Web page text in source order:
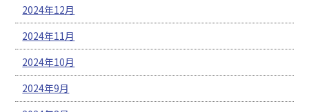
2024年12月
2024年11月
2024年10月
2024年9月